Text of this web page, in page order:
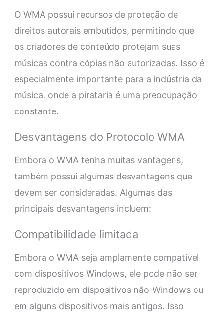
O WMA possui recursos de proteção de
direitos autorais embutidos, permitindo que
os criadores de conteúdo protejam suas
músicas contra cópias não autorizadas. Isso é
especialmente importante para a indústria da
música, onde a pirataria é uma preocupação
constante.
Desvantagens do Protocolo WMA
Embora o WMA tenha muitas vantagens,
também possui algumas desvantagens que
devem ser consideradas. Algumas das
principais desvantagens incluem:
Compatibilidade limitada
Embora o WMA seja amplamente compatível
com dispositivos Windows, ele pode não ser
reproduzido em dispositivos não-Windows ou
em alguns dispositivos mais antigos. Isso